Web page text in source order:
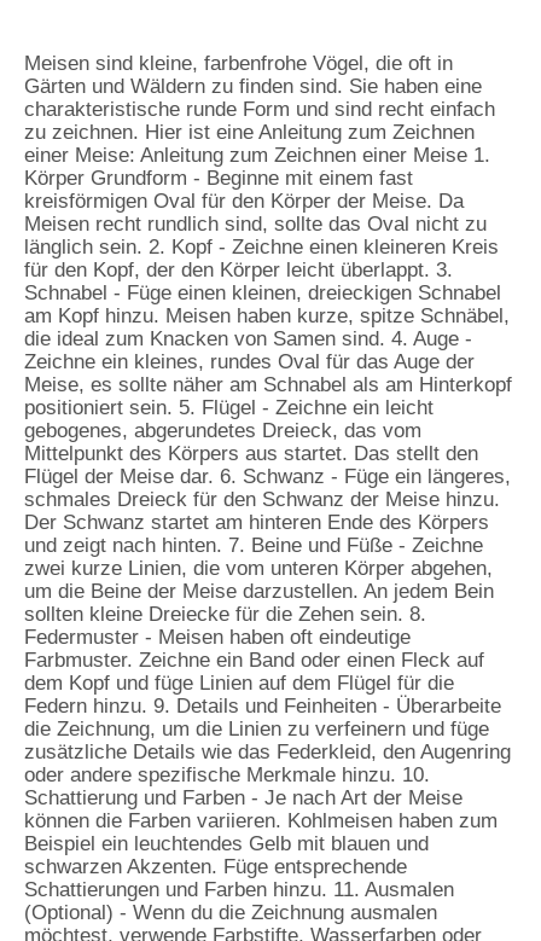
Meisen sind kleine, farbenfrohe Vögel, die oft in
Gärten und Wäldern zu finden sind. Sie haben eine
charakteristische runde Form und sind recht einfach
zu zeichnen. Hier ist eine Anleitung zum Zeichnen
einer Meise: Anleitung zum Zeichnen einer Meise 1.
Körper Grundform - Beginne mit einem fast
kreisförmigen Oval für den Körper der Meise. Da
Meisen recht rundlich sind, sollte das Oval nicht zu
länglich sein. 2. Kopf - Zeichne einen kleineren Kreis
für den Kopf, der den Körper leicht überlappt. 3.
Schnabel - Füge einen kleinen, dreieckigen Schnabel
am Kopf hinzu. Meisen haben kurze, spitze Schnäbel,
die ideal zum Knacken von Samen sind. 4. Auge -
Zeichne ein kleines, rundes Oval für das Auge der
Meise, es sollte näher am Schnabel als am Hinterkopf
positioniert sein. 5. Flügel - Zeichne ein leicht
gebogenes, abgerundetes Dreieck, das vom
Mittelpunkt des Körpers aus startet. Das stellt den
Flügel der Meise dar. 6. Schwanz - Füge ein längeres,
schmales Dreieck für den Schwanz der Meise hinzu.
Der Schwanz startet am hinteren Ende des Körpers
und zeigt nach hinten. 7. Beine und Füße - Zeichne
zwei kurze Linien, die vom unteren Körper abgehen,
um die Beine der Meise darzustellen. An jedem Bein
sollten kleine Dreiecke für die Zehen sein. 8.
Federmuster - Meisen haben oft eindeutige
Farbmuster. Zeichne ein Band oder einen Fleck auf
dem Kopf und füge Linien auf dem Flügel für die
Federn hinzu. 9. Details und Feinheiten - Überarbeite
die Zeichnung, um die Linien zu verfeinern und füge
zusätzliche Details wie das Federkleid, den Augenring
oder andere spezifische Merkmale hinzu. 10.
Schattierung und Farben - Je nach Art der Meise
können die Farben variieren. Kohlmeisen haben zum
Beispiel ein leuchtendes Gelb mit blauen und
schwarzen Akzenten. Füge entsprechende
Schattierungen und Farben hinzu. 11. Ausmalen
(Optional) - Wenn du die Zeichnung ausmalen
möchtest, verwende Farbstifte, Wasserfarben oder